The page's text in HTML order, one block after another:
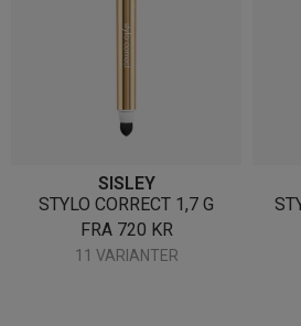
SISLEY
STYLO CORRECT 1,7 G
FRA 720 KR
11 VARIANTER